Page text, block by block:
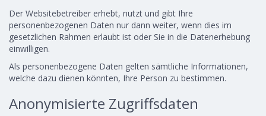
Der Websitebetreiber erhebt, nutzt und gibt Ihre
personenbezogenen Daten nur dann weiter, wenn dies im
gesetzlichen Rahmen erlaubt ist oder Sie in die Datenerhebung
einwilligen.
Als personenbezogene Daten gelten sämtliche Informationen,
welche dazu dienen könnten, Ihre Person zu bestimmen.
Anonymisierte Zugriffsdaten